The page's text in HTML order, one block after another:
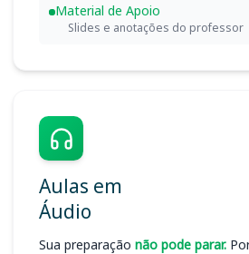
Material de Apoio
Slides e anotações do professor
Aulas em
Áudio
Sua preparação não pode parar.